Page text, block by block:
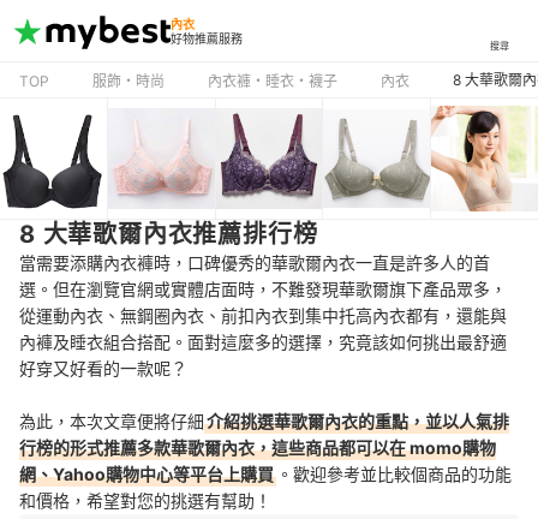
內衣
好物推薦服務
搜尋
TOP 服飾・時尚 內衣褲・睡衣・襪子 內衣 8 大華歌爾
8 大華歌爾內衣推薦排行榜
當需要添購內衣褲時，口碑優秀的華歌爾內衣一直是許多人的首
選。但在瀏覽官網或實體店面時，不難發現華歌爾旗下產品眾多，
從運動內衣、無鋼圈內衣、前扣內衣到集中托高內衣都有，還能與
內褲及睡衣組合搭配。面對這麼多的選擇，究竟該如何挑出最舒適
好穿又好看的一款呢？
為此，本次文章便將仔細介紹挑選華歌爾內衣的重點，並以人氣排
行榜的形式推薦多款華歌爾內衣，這些商品都可以在 momo購物
網、Yahoo購物中心等平台上購買 。歡迎參考並比較個商品的功能
和價格，希望對您的挑選有幫助！